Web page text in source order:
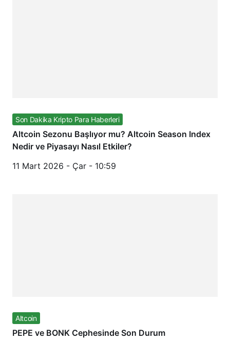
Son Dakika Kripto Para Haberleri
Altcoin Sezonu Başlıyor mu? Altcoin Season Index
Nedir ve Piyasayı Nasıl Etkiler?
11 Mart 2026 - Çar - 10:59
Altcoin
PEPE ve BONK Cephesinde Son Durum